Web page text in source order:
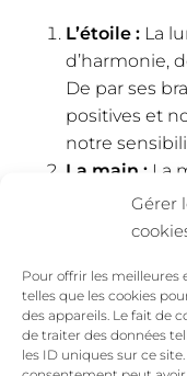
Gérer
Pour offrir les meilleures
telles que les cookies
des appareils. Le fait de
de traiter des données
les ID uniques sur ce
L’étoile : La
d’harmonie,
De par ses
positives et
notre
La main : La
matière.
mettre en
identiques,
identiques
d’unicité : tu
La lune : La